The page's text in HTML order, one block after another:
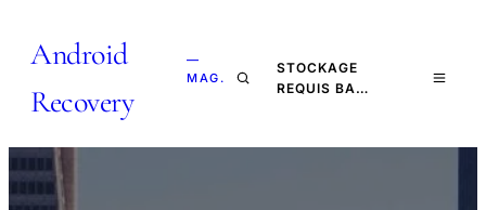
Android
Recovery
—
MAG.
STOCKAGE
REQUIS BA…